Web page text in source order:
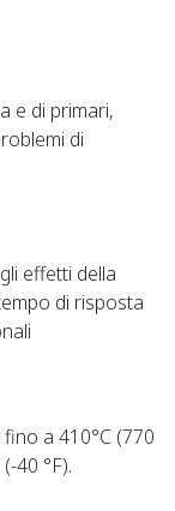
e di primari,
di
effetti della
di risposta
a 410°C (770
40 °F).​